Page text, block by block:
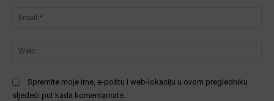
Spremite moje ime, e-poštu i web-lokaciju u ovom pregledniku
sljedeći put kada komentarirate.